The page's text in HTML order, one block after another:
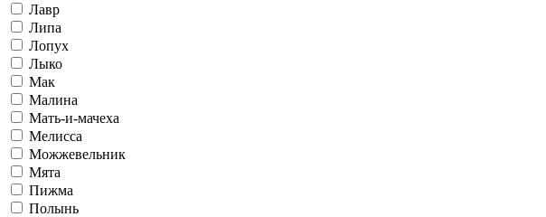
Лавр
Липа
Лопух
Лыко
Мак
Малина
Мать-и-мачеха
Мелисса
Можжевельник
Мята
Пижма
Полынь